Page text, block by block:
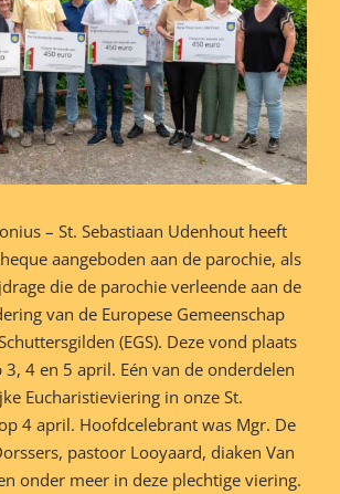
– St. Sebastiaan Udenhout heeft
aangeboden aan de parochie, als
die de parochie verleende aan de
van de Europese Gemeenschap
(EGS). Deze vond plaats
4 en 5 april. Eén van de onderdelen
Eucharistieviering in onze St.
4 april. Hoofdcelebrant was Mgr. De
pastoor Looyaard, diaken Van
onder meer in deze plechtige viering.